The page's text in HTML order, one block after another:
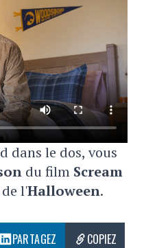
dans le dos, vous
du film Scream
l'Halloween.
PARTAGEZ COPIEZ